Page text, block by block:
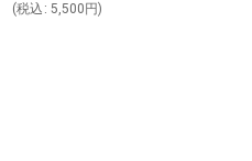
(税込 : 5,500 円)